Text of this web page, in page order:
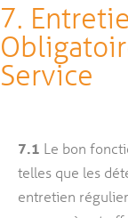
7.
Service
7.1 Le bon
telles que les
entretien